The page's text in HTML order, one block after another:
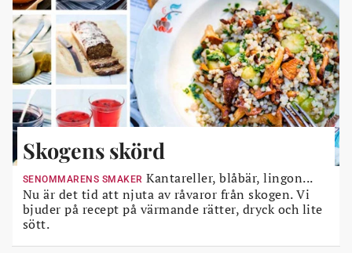
Skogens skörd
SENOMMARENS SMAKER Kantareller, blåbär, lingon...
Nu är det tid att njuta av råvaror från skogen. Vi
bjuder på recept på värmande rätter, dryck och lite
sött.